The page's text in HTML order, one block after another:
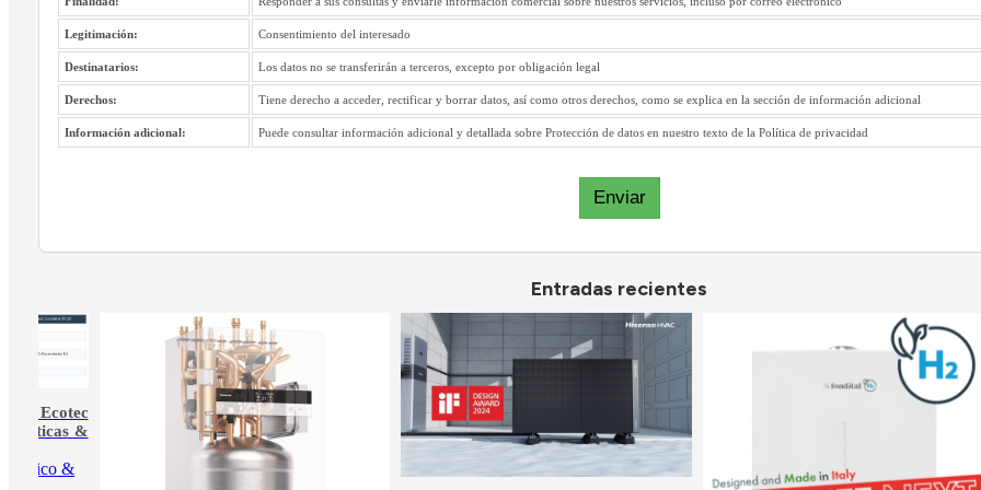
Legitimación: Consentimiento del interesado
Destinatarios: Los datos no se transferirán a terceros, excepto por obligación legal
Derechos: Tiene derecho a acceder, rectificar y borrar datos, así como otros derechos, como se explica en la sección de información adicional
Información adicional: Puede consultar información adicional y detallada sobre Protección de datos en nuestro texto de la Política de privacidad
Enviar
Entradas recientes